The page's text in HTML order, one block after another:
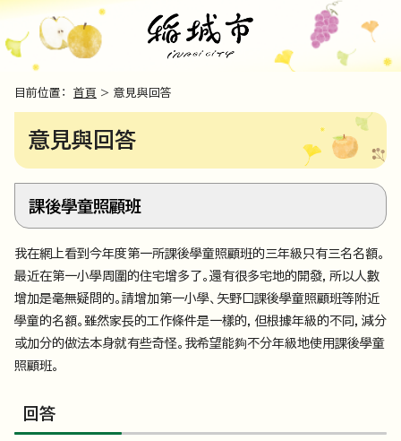
目前位置： 首頁 > 意見與回答
意見與回答
課後學童照顧班
我在網上看到今年度第一所課後學童照顧班的三年級只有三名名額。
最近在第一小學周圍的住宅增多了。還有很多宅地的開發，所以人數
增加是毫無疑問的。請增加第一小學、矢野口課後學童照顧班等附近
學童的名額。雖然家長的工作條件是一樣的，但根據年級的不同，減分
或加分的做法本身就有些奇怪。我希望能夠不分年級地使用課後學童
照顧班。
回答